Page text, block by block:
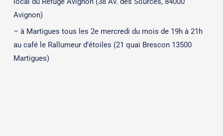
Avignon)
– à Martigues tous les 2e mercredi du mois de 19h à 21h
au café le Rallumeur d’étoiles (21 quai Brescon 13500
Martigues)